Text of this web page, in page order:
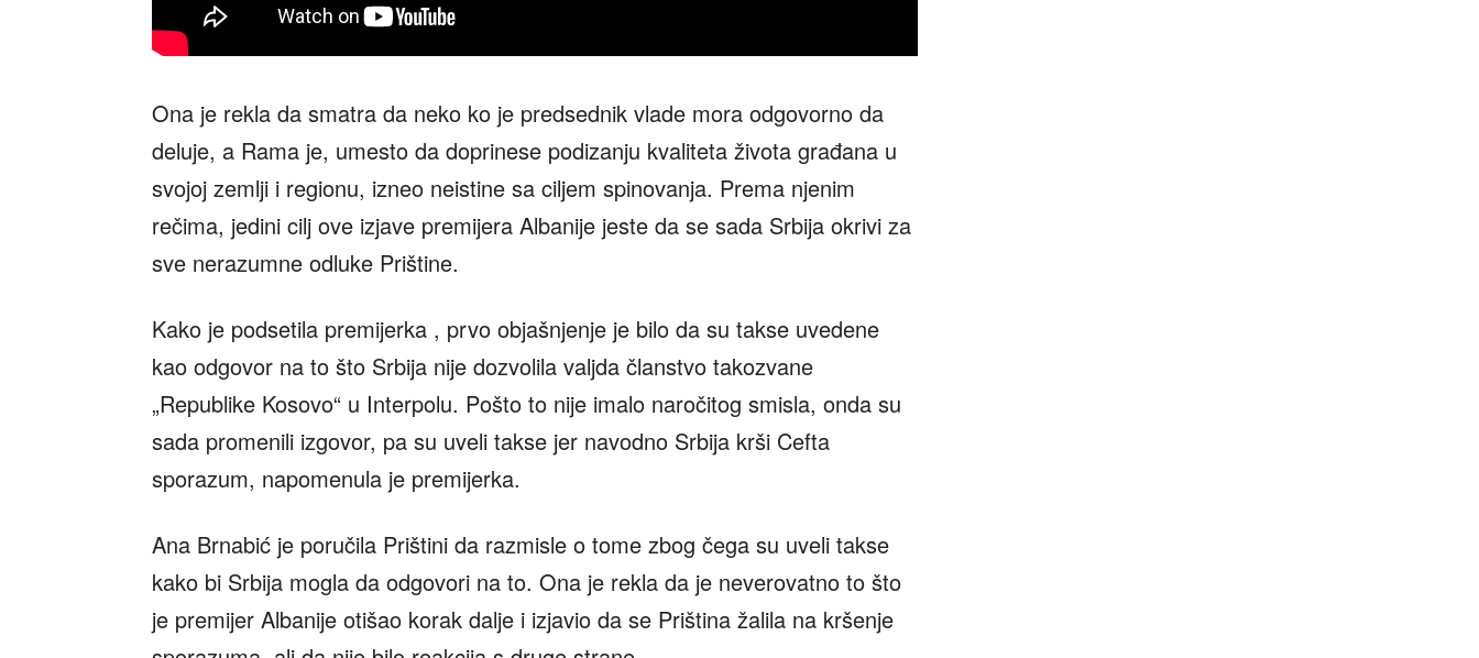
Ona je rekla da smatra da neko ko je predsednik vlade mora odgovorno da
deluje, a Rama je, umesto da doprinese podizanju kvaliteta života građana u
svojoj zemlji i regionu, izneo neistine sa ciljem spinovanja. Prema njenim
rečima, jedini cilj ove izjave premijera Albanije jeste da se sada Srbija okrivi za
sve nerazumne odluke Prištine.
Kako je podsetila premijerka , prvo objašnjenje je bilo da su takse uvedene
kao odgovor na to što Srbija nije dozvolila valjda članstvo takozvane
„Republike Kosovo“ u Interpolu. Pošto to nije imalo naročitog smisla, onda su
sada promenili izgovor, pa su uveli takse jer navodno Srbija krši Cefta
sporazum, napomenula je premijerka.
Ana Brnabić je poručila Prištini da razmisle o tome zbog čega su uveli takse
kako bi Srbija mogla da odgovori na to. Ona je rekla da je neverovatno to što
je premijer Albanije otišao korak dalje i izjavio da se Priština žalila na kršenje